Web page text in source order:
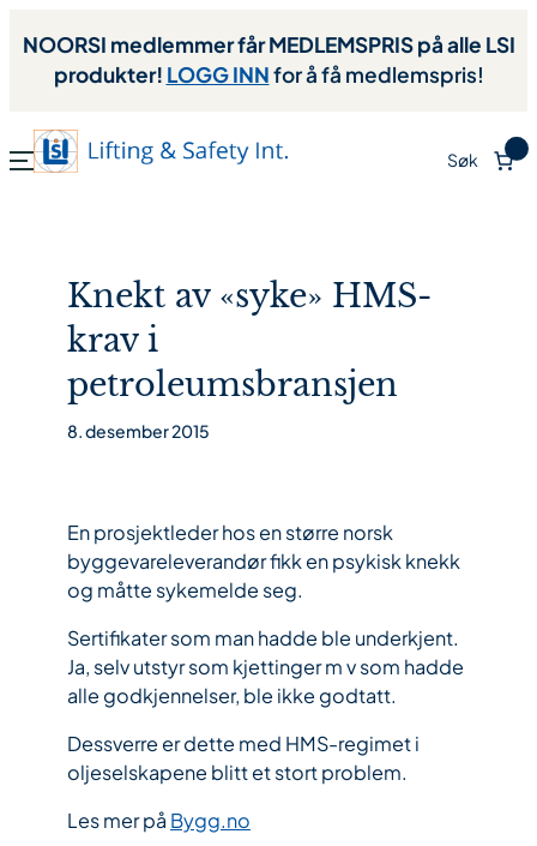
NOORSI medlemmer får MEDLEMSPRIS på alle LSI
produkter! LOGG INNfor å få medlemspris!
Søk
Knekt av «syke» HMS-
krav i
petroleumsbransjen
8. desember 2015
En prosjektleder hos en større norsk
byggevareleverandør fikk en psykisk knekk
og måtte sykemelde seg.
Sertifikater som man hadde ble underkjent.
Ja, selv utstyr som kjettinger m v som hadde
alle godkjennelser, ble ikke godtatt.
Dessverre er dette med HMS-regimet i
oljeselskapene blitt et stort problem.
Les mer på Bygg.no